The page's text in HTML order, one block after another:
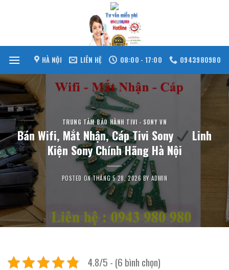
HÀ NỘI LIÊN HỆ 08:00 - 17:00 0943980980
TRUNG TÂM BẢO HÀNH TIVI - SONY VN
Bán Wifi, Mắt Nhận, Cáp Tivi Sony
Linh
Kiện Sony Chính Hãng Hà Nội
POSTED ONTHÁNG 5 28, 2026BY ADMIN
4.8/5 - (6 bình chọn)